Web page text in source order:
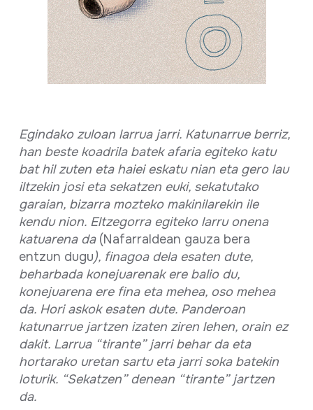
Egindako zuloan larrua jarri. Katunarrue berriz,
han beste koadrila batek afaria egiteko katu
bat hil zuten eta haiei eskatu nian eta gero lau
iltzekin josi eta sekatzen euki, sekatutako
garaian, bizarra mozteko makinilarekin ile
kendu nion. Eltzegorra egiteko larru onena
katuarena da (Nafarraldean gauza bera
entzun dugu), finagoa dela esaten dute,
beharbada konejuarenak ere balio du,
konejuarena ere fina eta mehea, oso mehea
da. Hori askok esaten dute. Panderoan
katunarrue jartzen izaten ziren lehen, orain ez
dakit. Larrua “tirante” jarri behar da eta
hortarako uretan sartu eta jarri soka batekin
loturik. “Sekatzen” denean “tirante” jartzen
da.